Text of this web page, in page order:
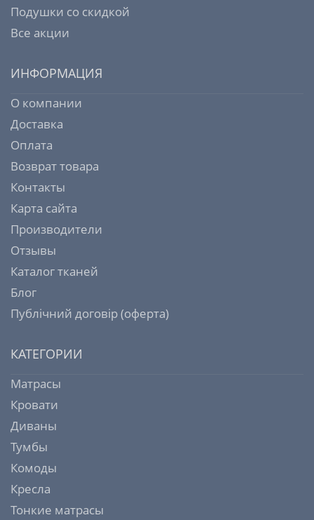
Подушки со скидкой
Все акции
ИНФОРМАЦИЯ
О компании
Доставка
Оплата
Возврат товара
Контакты
Карта сайта
Производители
Отзывы
Каталог тканей
Блог
Публічний договір (оферта)
КАТЕГОРИИ
Матрасы
Кровати
Диваны
Тумбы
Комоды
Кресла
Тонкие матрасы